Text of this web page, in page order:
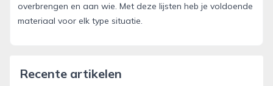
overbrengen en aan wie. Met deze lijsten heb je voldoende
materiaal voor elk type situatie.
Recente artikelen